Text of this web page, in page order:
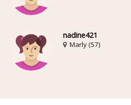
nadine421
Marly (57)